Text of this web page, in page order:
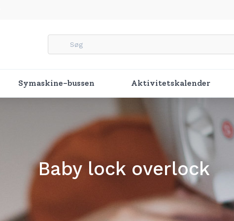
Symaskine-bussen Aktivitetskalender
Baby lock overlock